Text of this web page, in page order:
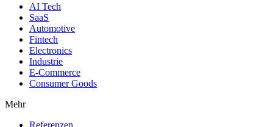
AI Tech
SaaS
Automotive
Fintech
Electronics
Industrie
E-Commerce
Consumer Goods
Mehr
Referenzen